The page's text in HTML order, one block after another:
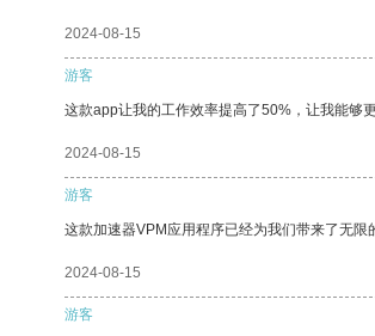
2024-08-15
游客
这款app让我的工作效率提高了50%，让我能够
2024-08-15
游客
这款加速器VPM应用程序已经为我们带来了无限
2024-08-15
游客